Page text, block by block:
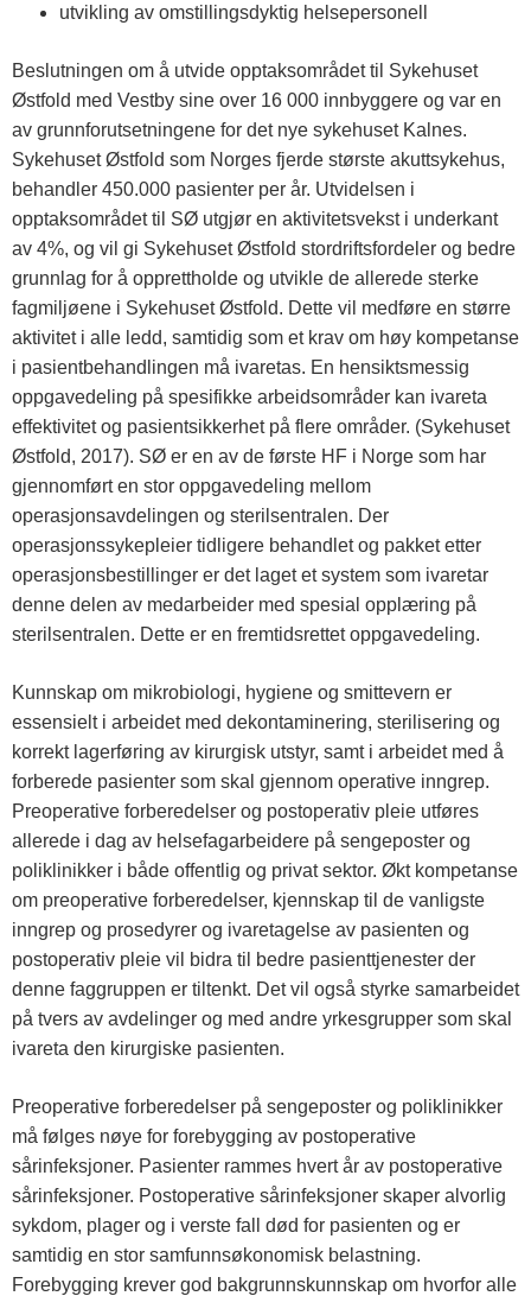
utvikling av omstillingsdyktig helsepersonell
Beslutningen om å utvide opptaksområdet til Sykehuset
Østfold med Vestby sine over 16 000 innbyggere og var en
av grunnforutsetningene for det nye sykehuset Kalnes.
Sykehuset Østfold som Norges fjerde største akuttsykehus,
behandler 450.000 pasienter per år. Utvidelsen i
opptaksområdet til SØ utgjør en aktivitetsvekst i underkant
av 4%, og vil gi Sykehuset Østfold stordriftsfordeler og bedre
grunnlag for å opprettholde og utvikle de allerede sterke
fagmiljøene i Sykehuset Østfold. Dette vil medføre en større
aktivitet i alle ledd, samtidig som et krav om høy kompetanse
i pasientbehandlingen må ivaretas. En hensiktsmessig
oppgavedeling på spesifikke arbeidsområder kan ivareta
effektivitet og pasientsikkerhet på flere områder. (Sykehuset
Østfold, 2017). SØ er en av de første HF i Norge som har
gjennomført en stor oppgavedeling mellom
operasjonsavdelingen og sterilsentralen. Der
operasjonssykepleier tidligere behandlet og pakket etter
operasjonsbestillinger er det laget et system som ivaretar
denne delen av medarbeider med spesial opplæring på
sterilsentralen. Dette er en fremtidsrettet oppgavedeling.
Kunnskap om mikrobiologi, hygiene og smittevern er
essensielt i arbeidet med dekontaminering, sterilisering og
korrekt lagerføring av kirurgisk utstyr, samt i arbeidet med å
forberede pasienter som skal gjennom operative inngrep.
Preoperative forberedelser og postoperativ pleie utføres
allerede i dag av helsefagarbeidere på sengeposter og
poliklinikker i både offentlig og privat sektor. Økt kompetanse
om preoperative forberedelser, kjennskap til de vanligste
inngrep og prosedyrer og ivaretagelse av pasienten og
postoperativ pleie vil bidra til bedre pasienttjenester der
denne faggruppen er tiltenkt. Det vil også styrke samarbeidet
på tvers av avdelinger og med andre yrkesgrupper som skal
ivareta den kirurgiske pasienten.
Preoperative forberedelser på sengeposter og poliklinikker
må følges nøye for forebygging av postoperative
sårinfeksjoner. Pasienter rammes hvert år av postoperative
sårinfeksjoner. Postoperative sårinfeksjoner skaper alvorlig
sykdom, plager og i verste fall død for pasienten og er
samtidig en stor samfunnsøkonomisk belastning.
Forebygging krever god bakgrunnskunnskap om hvorfor alle